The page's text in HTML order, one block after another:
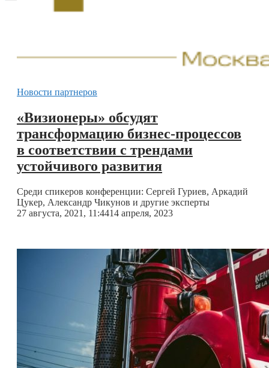
Новости партнеров
«Визионеры» обсудят
трансформацию бизнес-процессов
в соответствии с трендами
устойчивого развития
Среди спикеров конференции: Сергей Гуриев, Аркадий
Цукер, Александр Чикунов и другие эксперты
27 августа, 2021, 11:4414 апреля, 2023